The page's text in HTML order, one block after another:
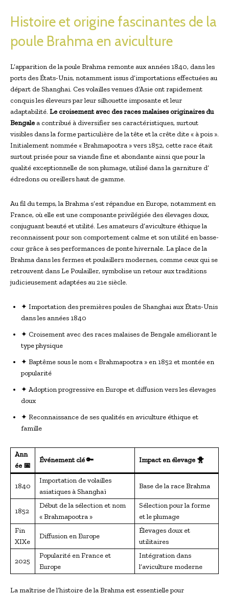
Histoire et origine fascinantes de la
poule Brahma en aviculture
L’apparition de la poule Brahma remonte aux années 1840, dans les
ports des États-Unis, notamment issus d’importations effectuées au
départ de Shanghai. Ces volailles venues d’Asie ont rapidement
conquis les éleveurs par leur silhouette imposante et leur
adaptabilité. Le croisement avec des races malaises originaires du
Bengale a contribué à diversifier ses caractéristiques, surtout
visibles dans la forme particulière de la tête et la crête dite « à pois ».
Initialement nommée « Brahmapootra » vers 1852, cette race était
surtout prisée pour sa viande fine et abondante ainsi que pour la
qualité exceptionnelle de son plumage, utilisé dans la garniture d’
édredons ou oreillers haut de gamme.
Au fil du temps, la Brahma s’est répandue en Europe, notamment en
France, où elle est une composante privilégiée des élevages doux,
conjuguant beauté et utilité. Les amateurs d’aviculture éthique la
reconnaissent pour son comportement calme et son utilité en basse-
cour grâce à ses performances de ponte hivernale. La place de la
Brahma dans les fermes et poulaillers modernes, comme ceux qui se
retrouvent dans Le Poulailler, symbolise un retour aux traditions
judicieusement adaptées au 21e siècle.
✦ Importation des premières poules de Shanghai aux États-Unis
dans les années 1840
✦ Croisement avec des races malaises de Bengale améliorant le
type physique
✦ Baptême sous le nom « Brahmapootra » en 1852 et montée en
popularité
✦ Adoption progressive en Europe et diffusion vers les élevages
doux
✦ Reconnaissance de ses qualités en aviculture éthique et
famille
Ann
ée 📅
Événement clé 🔑 Impact en élevage 🐥
1840
Importation de volailles
asiatiques à Shanghaï
Base de la race Brahma
1852
Début de la sélection et nom
« Brahmapootra »
Sélection pour la forme
et le plumage
Fin
XIXe
Diffusion en Europe
Élevages doux et
utilitaires
2025
Popularité en France et
Europe
Intégration dans
l’aviculture moderne
La maîtrise de l’histoire de la Brahma est essentielle pour